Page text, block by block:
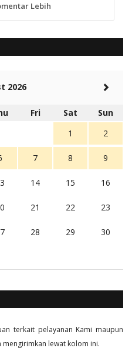
terkait Pilkada Sumba
Mantap
Balas
16
Lebih
2026
Fri Sat
Sun
1
2
7 8 9
14 15 16
21 22 23
28 29 30
terkait pelayanan Kami maupun
mengirimkan lewat kolom ini.